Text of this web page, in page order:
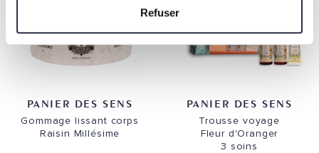
Refuser
PANIER DES SENS
Gommage lissant corps
Raisin Millésime
PANIER DES SENS
Trousse voyage
Fleur d'Oranger
3 soins